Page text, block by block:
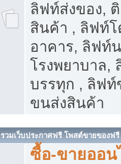
ลิฟท์ส่งของ,
สินค้า , ลิฟท์
อาคาร, ลิฟท์
โรงพยาบาล,
บรรทุก , ลิฟ
ขนส่งสินค้า
รวมเว็บประกาศฟรี โพสต์ขายของฟรี
ซื้อ-ขายออน